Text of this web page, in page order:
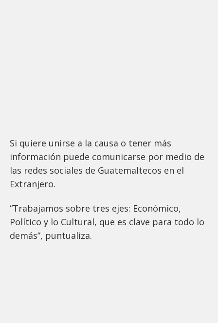
Si quiere unirse a la causa o tener más
información puede comunicarse por medio de
las redes sociales de Guatemaltecos en el
Extranjero.
“Trabajamos sobre tres ejes: Económico,
Político y lo Cultural, que es clave para todo lo
demás”, puntualiza.